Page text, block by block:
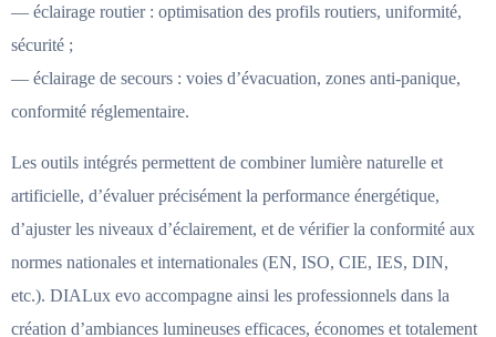
— éclairage routier : optimisation des profils routiers, uniformité,
sécurité ;
— éclairage de secours : voies d’évacuation, zones anti-panique,
conformité réglementaire.
Les outils intégrés permettent de combiner lumière naturelle et
artificielle, d’évaluer précisément la performance énergétique,
d’ajuster les niveaux d’éclairement, et de vérifier la conformité aux
normes nationales et internationales (EN, ISO, CIE, IES, DIN,
etc.). DIALux evo accompagne ainsi les professionnels dans la
création d’ambiances lumineuses efficaces, économes et totalement